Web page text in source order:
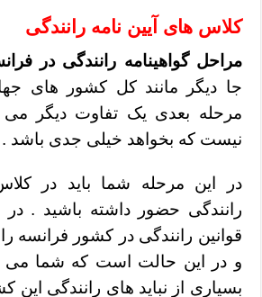
کلاس های آیین نامه رانندگی
مراحل گواهینامه رانندگی در
جا دیگر مانند کل کشور های
مرحله بعدی یک تفاوت دیگر می
نیست که بخواهد خیلی جدی باشد .
در این مرحله شما باید در
رانندگی حضور داشته باشید . در
قوانین رانندگی در کشور فرانسه
و در این حالت است که شما می
بسیاری از نباید های رانندگی این